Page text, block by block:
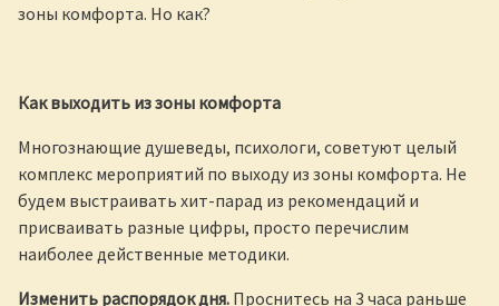
зоны комфорта. Но как?
Как выходить из зоны комфорта
Многознающие душеведы, психологи, советуют целый
комплекс мероприятий по выходу из зоны комфорта. Не
будем выстраивать хит-парад из рекомендаций и
присваивать разные цифры, просто перечислим
наиболее действенные методики.
Изменить распорядок дня. Проснитесь на 3 часа раньше